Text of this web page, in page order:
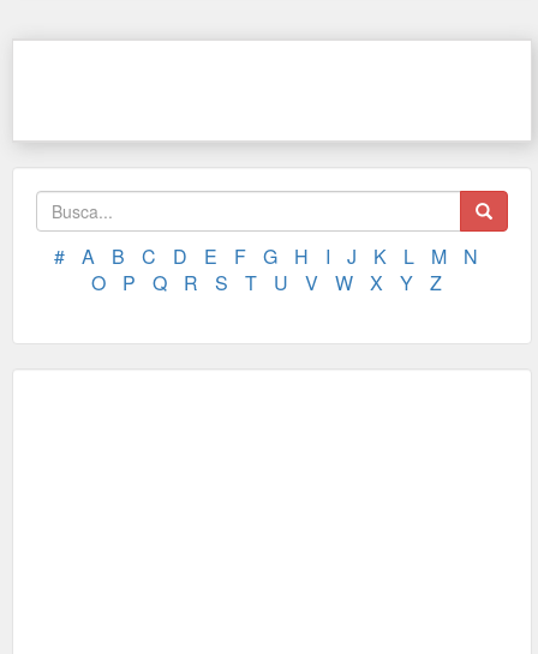
# A B C D E F G H I J K L M
N
O
P Q R S T U V W X Y Z